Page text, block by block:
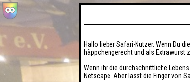
Hallo lieber Safari-Nutzer. Wenn Du
häppchengerecht und als Extrawurst
Wenn ihr die durchschnittliche
Netscape. Aber lasst die Finger von